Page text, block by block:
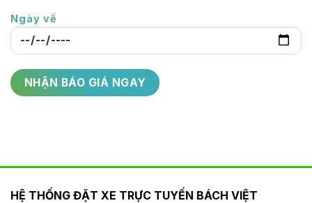
Ngày về
HỆ THỐNG ĐẶT XE TRỰC TUYẾN BÁCH VIỆT